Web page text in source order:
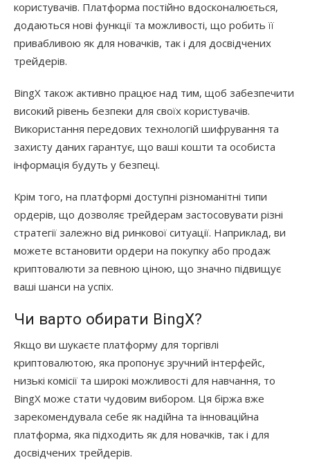
користувачів. Платформа постійно вдосконалюється,
додаються нові функції та можливості, що робить її
привабливою як для новачків, так і для досвідчених
трейдерів.
BingX також активно працює над тим, щоб забезпечити
високий рівень безпеки для своїх користувачів.
Використання передових технологій шифрування та
захисту даних гарантує, що ваші кошти та особиста
інформація будуть у безпеці.
Крім того, на платформі доступні різноманітні типи
ордерів, що дозволяє трейдерам застосовувати різні
стратегії залежно від ринкової ситуації. Наприклад, ви
можете встановити ордери на покупку або продаж
криптовалюти за певною ціною, що значно підвищує
ваші шанси на успіх.
Чи варто обирати BingX?
Якщо ви шукаєте платформу для торгівлі
криптовалютою, яка пропонує зручний інтерфейс,
низькі комісії та широкі можливості для навчання, то
BingX може стати чудовим вибором. Ця біржа вже
зарекомендувала себе як надійна та інноваційна
платформа, яка підходить як для новачків, так і для
досвідчених трейдерів.